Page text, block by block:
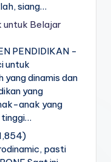
siang…
untuk Belajar
PENDIDIKAN -
untuk
yang dinamis dan
yang
anak yang
pasti